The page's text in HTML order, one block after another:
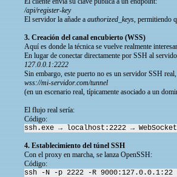
/api/register-key
El servidor la añade aauthorized_keys, permitiendo
3. Creación del canal encubierto (WSS)
Aquí es donde la técnica se vuelve realmente
En lugar de conectar directamente por SSH al
127.0.0.1:2222
Sin embargo, este puerto no es un servidor SSH
wss://mi-servidor.com/tunnel
(en un escenario real, típicamente asociado a un
El flujo real sería:
Código:
ssh.exe → localhost:2222 →
4. Establecimiento del túnel SSH
Con el proxy en marcha, se lanza OpenSSH:
Código:
ssh -N -p 2222 -R 9000:127.0.0.1:22